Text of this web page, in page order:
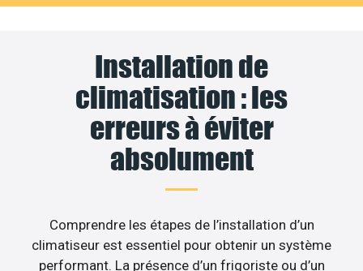
Installation de
climatisation : les
erreurs à éviter
absolument
Comprendre les étapes de l’installation d’un
climatiseur est essentiel pour obtenir un système
performant. La présence d’un frigoriste ou d’un